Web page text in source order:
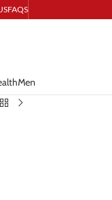
FAQS
Men